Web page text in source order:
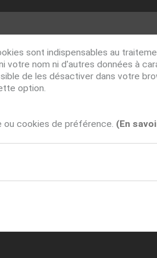
sont indispensables au
nom ni d'autres données à
de les désactiver dans votre
option.
ou cookies de préférence. (En